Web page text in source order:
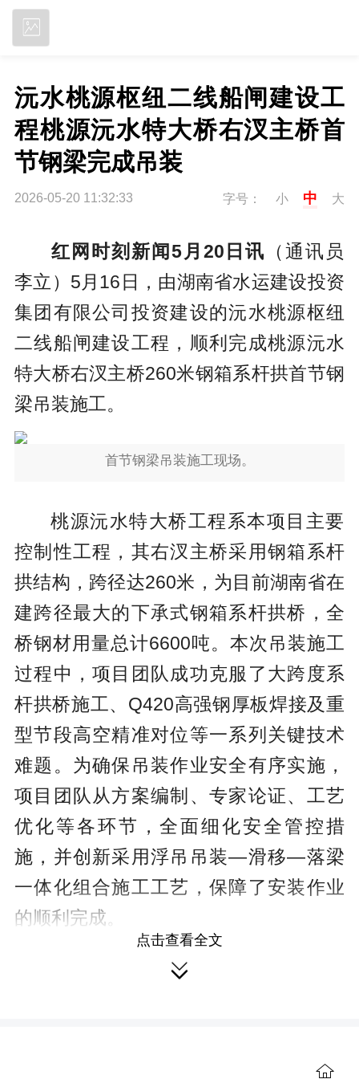
沅水桃源枢纽二线船闸建设工
程桃源沅水特大桥右汊主桥首
节钢梁完成吊装
2026-05-20 11:32:33 字号： 小 中 大
红网时刻新闻5月20日讯 （通讯员
李立）5月16日，由湖南省水运建设投资
集团有限公司投资建设的沅水桃源枢纽
二线船闸建设工程，顺利完成桃源沅水
特大桥右汊主桥260米钢箱系杆拱首节钢
梁吊装施工。
首节钢梁吊装施工现场。
桃源沅水特大桥工程系本项目主要
控制性工程，其右汊主桥采用钢箱系杆
拱结构，跨径达260米，为目前湖南省在
建跨径最大的下承式钢箱系杆拱桥，全
桥钢材用量总计6600吨。本次吊装施工
过程中，项目团队成功克服了大跨度系
杆拱桥施工、Q420高强钢厚板焊接及重
型节段高空精准对位等一系列关键技术
难题。为确保吊装作业安全有序实施，
项目团队从方案编制、专家论证、工艺
优化等各环节，全面细化安全管控措
施，并创新采用浮吊吊装—滑移—落梁
一体化组合施工工艺，保障了安装作业
的顺利完成。
首节钢梁吊装完成。
目建设取得重要进展，桃源沅水特大桥
点击查看全文
